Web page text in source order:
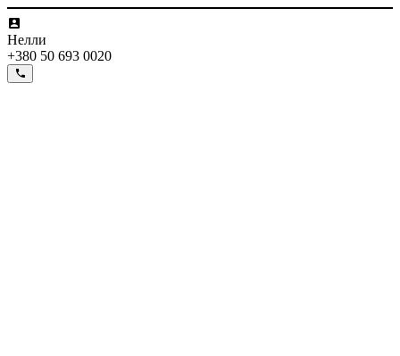
Нелли
+380 50 693 0020